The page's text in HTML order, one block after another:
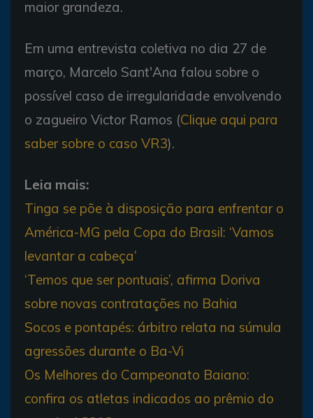
maior grandeza.
Em uma entrevista coletiva no dia 27 de
março, Marcelo Sant'Ana falou sobre o
possível caso de irregularidade envolvendo
o zagueiro Victor Ramos (Clique aqui para
saber sobre o caso VR3).
Leia mais:
Tinga se põe à disposição para enfrentar o
América-MG pela Copa do Brasil: ‘Vamos
levantar a cabeça’
‘Temos que ser pontuais’, afirma Doriva
sobre novas contratações no Bahia
Socos e pontapés: árbitro relata na súmula
agressões durante o Ba-Vi
Os Melhores do Campeonato Baiano:
confira os atletas indicados ao prêmio do